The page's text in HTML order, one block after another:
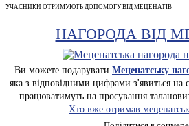
УЧАСНИКИ ОТРИМУЮТЬ ДОПОМОГУ ВІД МЕЦЕНАТІВ
НАГОРОДА ВІД
Ви можете подарувати Меценатську
яка з відповідними цифрами з'явиться на
працюватимуть на просування
Хто вже отримав